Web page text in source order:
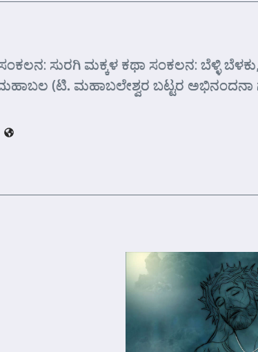
ಸುರಗಿ ಮಕ್ಕಳ ಕಥಾ ಸಂಕಲನ: ಬೆಳ್ಳಿ ಬೆಳಕು,
ಮಹಾಬಲ (ಟಿ. ಮಹಾಬಲೇಶ್ವರ ಬಟ್ಟರ